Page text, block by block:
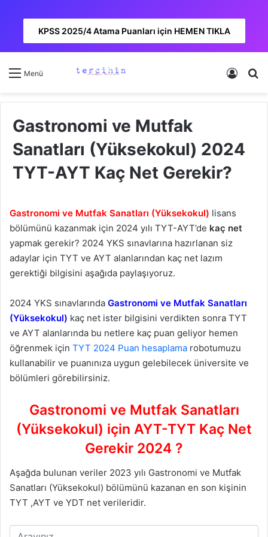
KPSS 2025/4 Atama Puanları için HEMEN TIKLA
Menü Kayıt
Gastronomi ve Mutfak
Sanatları (Yüksekokul) 2024
TYT-AYT Kaç Net Gerekir?
Gastronomi ve Mutfak Sanatları (Yüksekokul) lisans
bölümünü kazanmak için 2024 yılı TYT-AYT’de kaç net
yapmak gerekir? 2024 YKS sınavlarına hazırlanan siz
adaylar için TYT ve AYT alanlarından kaç net lazım
gerektiği bilgisini aşağıda paylaşıyoruz.
2024 YKS sınavlarında Gastronomi ve Mutfak Sanatları
(Yüksekokul) kaç net ister bilgisini verdikten sonra TYT
ve AYT alanlarında bu netlere kaç puan geliyor hemen
öğrenmek için TYT 2024 Puan hesaplama robotumuzu
kullanabilir ve puanınıza uygun gelebilecek üniversite ve
bölümleri görebilirsiniz.
Gastronomi ve Mutfak Sanatları
(Yüksekokul) için AYT-TYT Kaç Net
Gerekir 2024 ?
Aşağda bulunan veriler 2023 yılı Gastronomi ve Mutfak
Sanatları (Yüksekokul) bölümünü kazanan en son kişinin
TYT ,AYT ve YDT net verileridir.